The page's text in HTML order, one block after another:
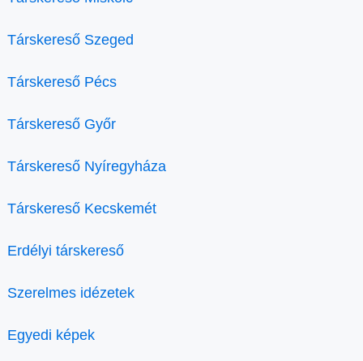
Társkereső Szeged
Társkereső Pécs
Társkereső Győr
Társkereső Nyíregyháza
Társkereső Kecskemét
Erdélyi társkereső
Szerelmes idézetek
Egyedi képek